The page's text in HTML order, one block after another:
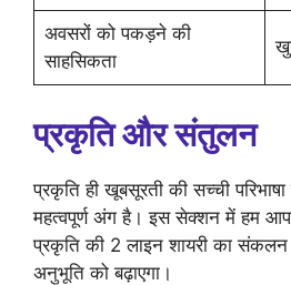
अवसरों को पकड़ने की
साहसिकता
प्रकृति और संतुलन
प्रकृति ही खूबसूरती की सच्ची
महत्वपूर्ण अंग है। इस सेक्शन में हम
प्रकृति की 2 लाइन शायरी का
अनुभूति को बढ़ाएगा।